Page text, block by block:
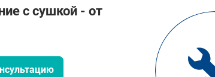
с сушкой - от